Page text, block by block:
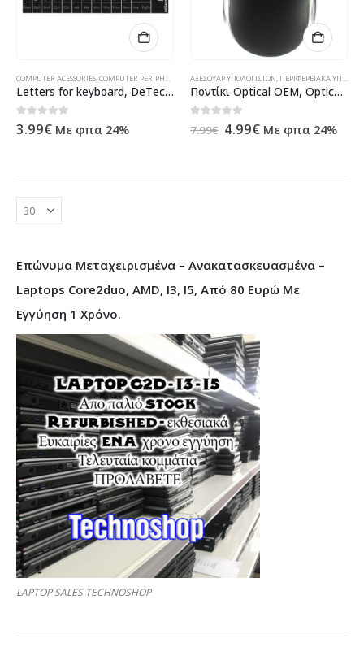
COMPUTER ACESSORIES,COMPUTER PERIPHERALS KEYBOARDS,ΠΡΟΪΌΝΤΑ ΠΛΗΡΟΦΟΡΙΚΉΣ -
Letters for keyboard, DeTech, Latin, White – 17043
0out of 5
3.99€ Με φπα 24%
ΑΞΕΣΟΥΆΡ ΥΠΟΛΟΓΙΣΤΏΝ, ΠΕΡΙΦΕΡΕΙΑΚΆ ΥΠΟΛΟΓΙΣΤΏΝ
Ποντίκι Optical ΟΕΜ, Optical, Μαύρο -833
out of 5
7.99€ Original
4.99€Η
τρέχουσα
4.99€.
Με φπα 24%
Επώνυμα Μεταχειρισμένα – Ανακατασκευασμένα –
Laptops Core2duo, AMD, I3, I5, Από 80 Ευρώ Με
Εγγύηση 1 Χρόνο.
LAPTOP SALES TECHNOSHOP